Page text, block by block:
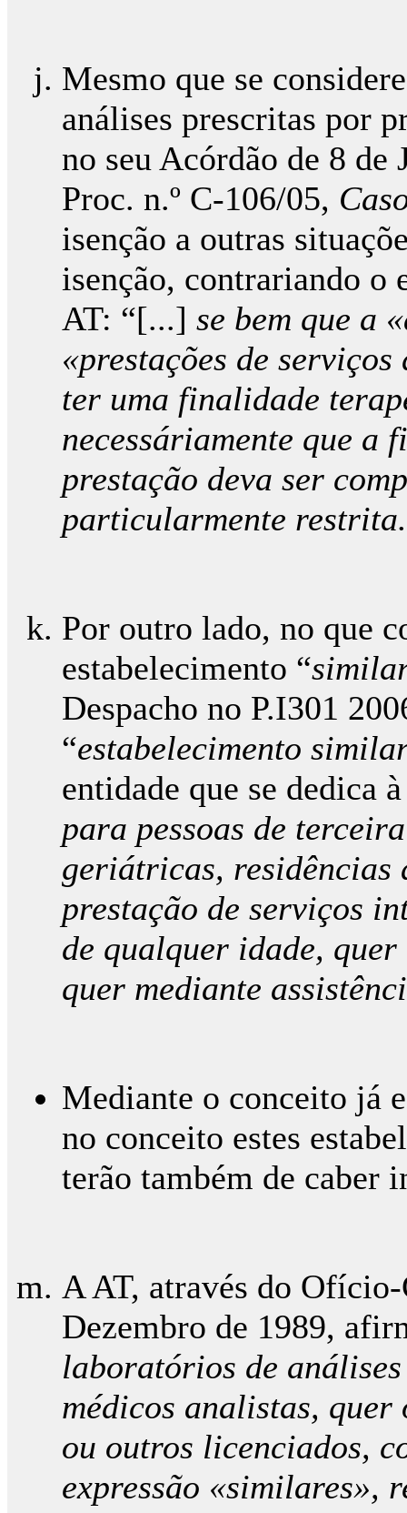
Mesmo que se
análises prescritas por
no seu Acórdão de 8
Proc. n.º C-106/05,
isenção a outras
isenção, contrariando o
AT: “[...] se bem que a
«prestações de
ter uma finalidade
necessáriamente que a
prestação deva ser
particularmente restrita.
Por outro lado, no que
estabelecimento “
Despacho no P.I301
“estabelecimento
entidade que se dedica
para pessoas de
geriátricas, residências
prestação de serviços
de qualquer idade,
quer mediante
Mediante o conceito já
no conceito estes
terão também de caber
A AT, através do
Dezembro de 1989,
laboratórios de
médicos analistas,
ou outros licenciados,
expressão «similares»,